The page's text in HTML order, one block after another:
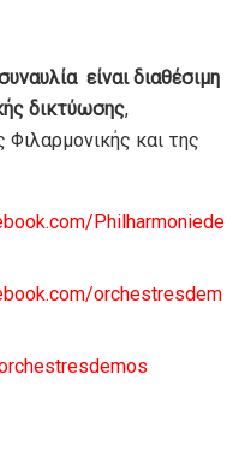
είναι διαθέσιμη
δικτύωσης,
Φιλαρμονικής και της
Philharmoniede
orchestresdem